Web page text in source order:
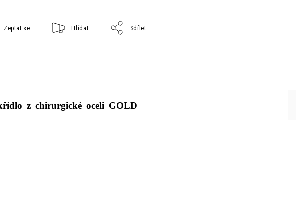
Zeptat se Hlídat Sdílet
z chirurgické oceli GOLD